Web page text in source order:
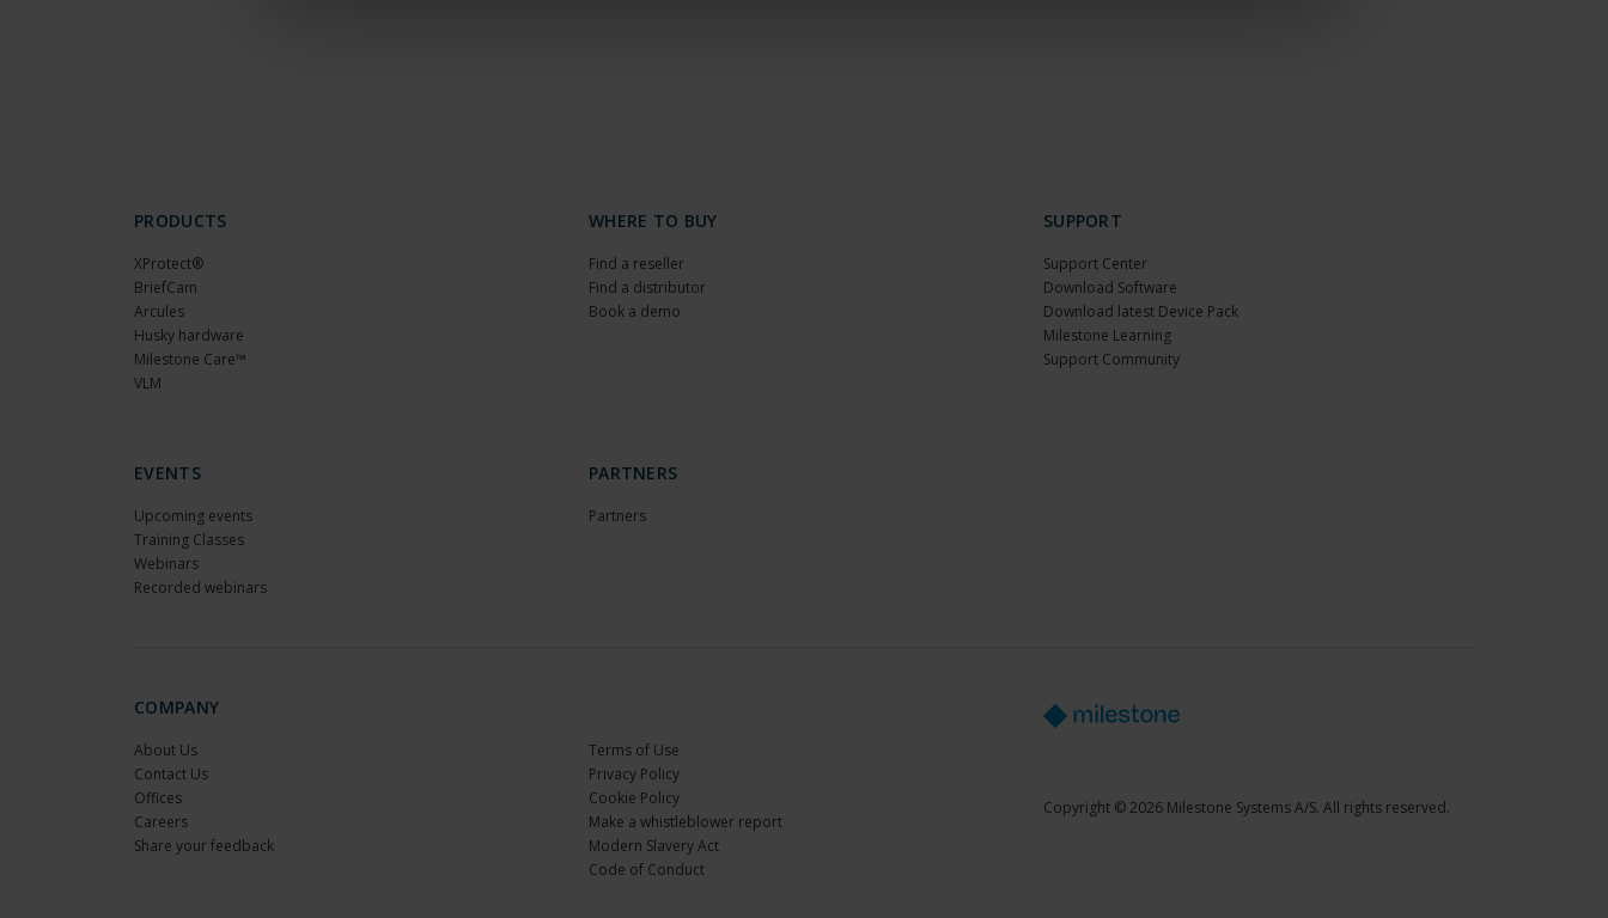
PRODUCTS
XProtect®
BriefCam
Arcules
Husky hardware
Milestone Care™
VLM
WHERE TO BUY
Find a reseller
Find a distributor
Book a demo
SUPPORT
Support Center
Download Software
Download latest Device Pack
Milestone Learning
Support Community
EVENTS
Upcoming events
Training Classes
Webinars
Recorded webinars
PARTNERS
Partners
COMPANY
About Us
Contact Us
Offices
Careers
Share your feedback
Terms of Use
Privacy Policy
Cookie Policy
Make a whistleblower report
Modern Slavery Act
Code of Conduct
Copyright © 2026 Milestone Systems A/S. All rights reserved.